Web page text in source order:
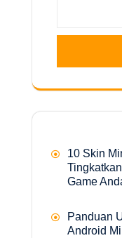
10 Skin
Game
Panduan
Android